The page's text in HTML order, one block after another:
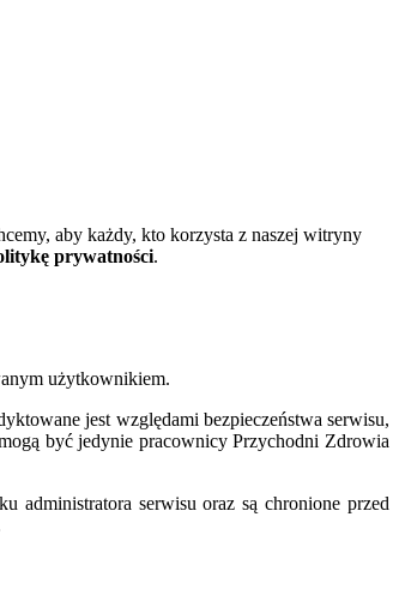
aby każdy, kto korzysta z naszej witryny
prywatności.
użytkownikiem.
jest względami bezpieczeństwa serwisu,
być jedynie pracownicy Przychodni Zdrowia
administratora serwisu oraz są chronione przed